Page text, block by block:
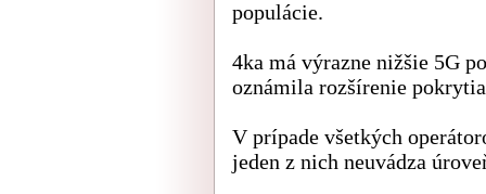
populácie.
4ka má výrazne nižšie 5G
oznámila rozšírenie
V prípade všetkých
jeden z nich neuvádza